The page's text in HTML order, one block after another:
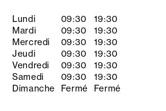
Lundi
Mardi
Mercredi
Jeudi
Vendredi
Samedi
Dimanche
09:30
09:30
09:30
09:30
09:30
09:30
Fermé
19:30
19:30
19:30
19:30
19:30
19:30
Fermé